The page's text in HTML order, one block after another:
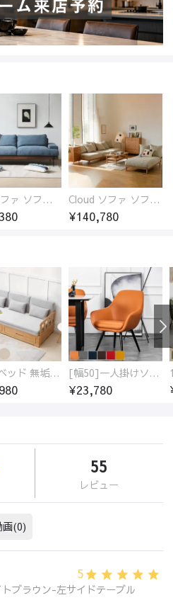
Rum ソファ ソファー おしゃれ 1人掛け～4人掛け ウォールナットorオーク材フレーム 西海岸風 肘掛 Cloud ソファ ソファーおしゃれ 1人掛け～3人掛け チェリー材フレーム 木製 北欧 おしゃれ 5カラー 自由レイアウト
¥140,780
ソファベッド 無垢材フレーム [幅50]一人掛けソファ 高級合成皮革 コンパクト
¥23,780
55
レビュー
画(0)
5
ブラウン-左サイドテーブル